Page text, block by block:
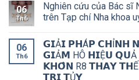
06
Th6
Nghiên cứu của Bác sĩ
trên Tạp chí Nha khoa
06
Th6
𝗚𝗜Ả𝗜 𝗣𝗛Á𝗣 𝗖𝗛Ỉ𝗡𝗛
𝗚𝗜Ả𝗠 HÔ 𝗛𝗜Ệ𝗨
𝗞𝗛𝗢̂𝗡 R8 𝗧𝗛𝗔𝗬 𝗧𝗛Ế
𝗧𝗥𝗜̣ 𝗧Ủ𝗬